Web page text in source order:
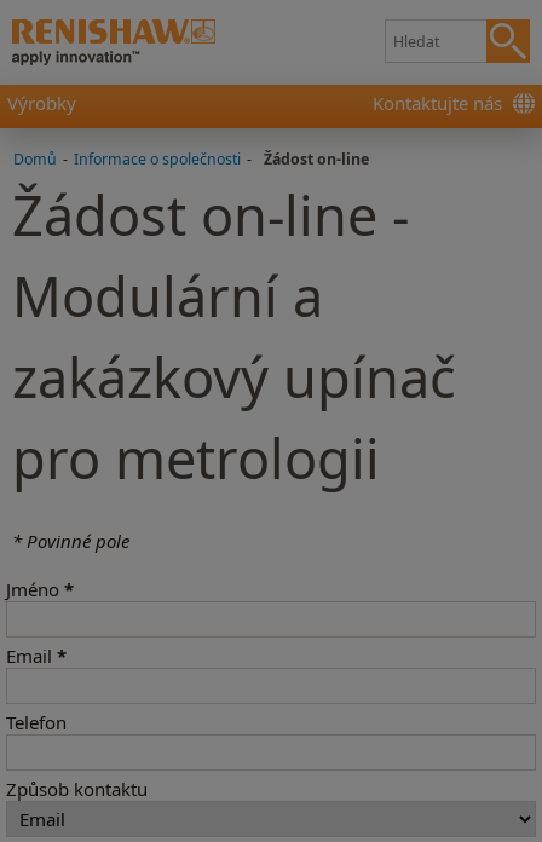
Výrobky Kontaktujte nás
Domů - Informace o společnosti - Žádost on-line
Žádost on-line -
Modulární a
zakázkový upínač
pro metrologii
* Povinné pole
Jméno *
Email *
Telefon
Způsob kontaktu